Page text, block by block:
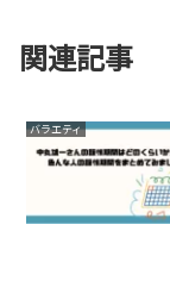
関連記事
バラエティ